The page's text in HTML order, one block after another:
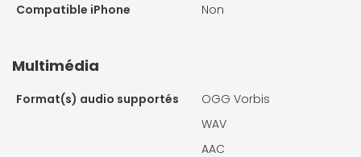
Compatible iPhone
Non
Multimédia
Format(s) audio supportés
OGG Vorbis
WAV
AAC